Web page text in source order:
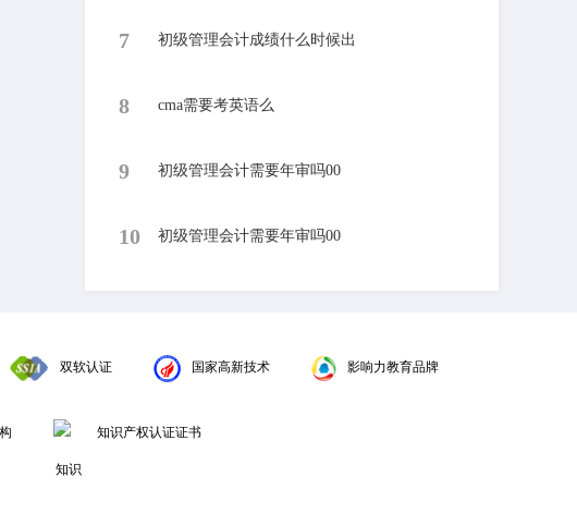
7 初级管理会计成绩什么时候出
8 cma需要考英语么
9 初级管理会计需要年审吗00
10 初级管理会计需要年审吗00
双软认证 国家高新技术 影响力教育品牌
知识产权认证证书